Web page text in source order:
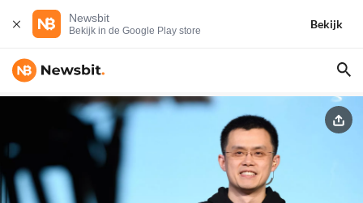
Newsbit
Bekijk in de Google Play store
Bekijk